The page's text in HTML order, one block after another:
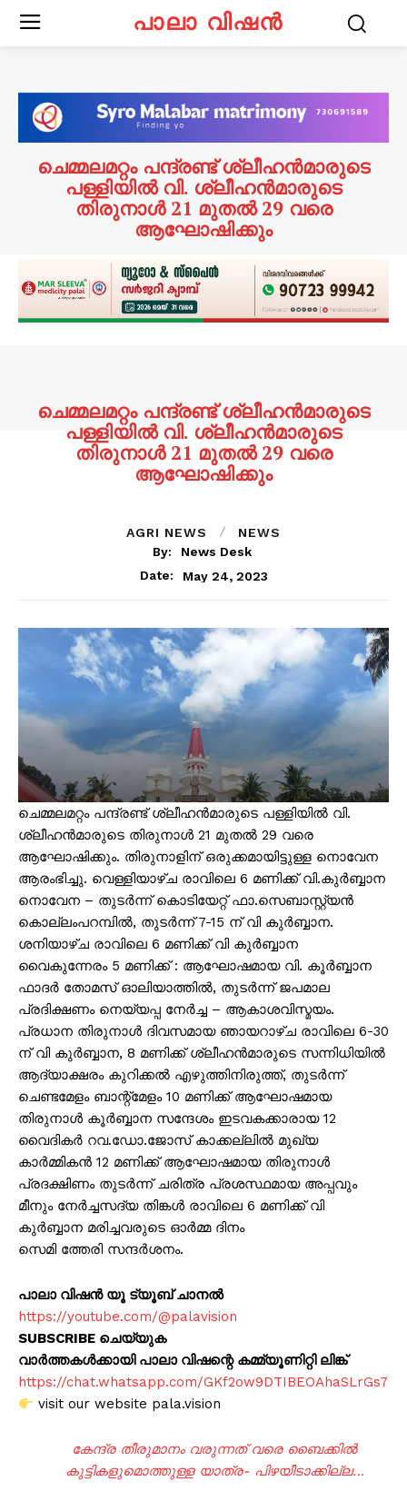
പാലാ വിഷൻ
ചെമ്മലമറ്റം പന്ദ്രണ്ട് ശ്ലീഹൻമാരുടെ
പള്ളിയിൽ വി. ശ്ലീഹൻമാരുടെ
തിരുനാൾ 21 മുതൽ 29 വരെ
ആഘോഷിക്കും
ചെമ്മലമറ്റം പന്ദ്രണ്ട് ശ്ലീഹൻമാരുടെ
പള്ളിയിൽ വി. ശ്ലീഹൻമാരുടെ
തിരുനാൾ 21 മുതൽ 29 വരെ
ആഘോഷിക്കും
AGRI NEWS
NEWS
By:
News Desk
Date:
May 24, 2023
ചെമ്മലമറ്റം പന്ദ്രണ്ട് ശ്ലീഹൻമാരുടെ പള്ളിയിൽ വി.
ശ്ലീഹൻമാരുടെ തിരുനാൾ 21 മുതൽ 29 വരെ
ആഘോഷിക്കും. തിരുനാളിന് ഒരുക്കമായിട്ടുള്ള നൊവേന
ആരംഭിച്ചു. വെള്ളിയാഴ്ച രാവിലെ 6 മണിക്ക് വി.കുർബ്ബാന
നൊവേന – തുടർന്ന് കൊടിയേറ്റ് ഫാ.സെബാസ്റ്റ്യൻ
കൊല്ലംപറമ്പിൽ, തുടർന്ന് 7-15 ന് വി കുർബ്ബാന.
ശനിയാഴ്ച രാവിലെ 6 മണിക്ക് വി കുർബ്ബാന
വൈകുന്നേരം 5 മണിക്ക് : ആഘോഷമായ വി. കൂർബ്ബാന
ഫാദർ തോമസ് ഓലിയാത്തിൽ, തുടർന്ന് ജപമാല
പ്രദിക്ഷണം നെയ്യപ്പ നേർച്ച – ആകാശവിസ്മയം.
പ്രധാന തിരുനാൾ ദിവസമായ ഞായറാഴ്ച രാവിലെ 6-30
ന് വി കുർബ്ബാന, 8 മണിക്ക് ശ്ലീഹൻമാരുടെ സന്നിധിയിൽ
ആദ്യാക്ഷരം കുറിക്കൽ എഴുത്തിനിരുത്ത്, തുടർന്ന്
ചെണ്ടമേളം ബാന്റ്മേളം 10 മണിക്ക് ആഘോഷമായ
തിരുനാൾ കൂർബ്ബാന സന്ദേശം ഇടവകക്കാരായ 12
വൈദികർ റവ.ഡോ.ജോസ് കാക്കല്ലിൽ മുഖ്യ
കാർമ്മികൻ 12 മണിക്ക് ആഘോഷമായ തിരുനാൾ
പ്രദക്ഷിണം തുടർന്ന് ചരിത്ര പ്രശസ്ഥമായ അപ്പവും
മീനും നേർച്ചസദ്യ തിങ്കൾ രാവിലെ 6 മണിക്ക് വി
കുർബ്ബാന മരിച്ചവരുടെ ഓർമ്മ ദിനം
സെമി ത്തേരി സന്ദർശനം.
പാലാ വിഷൻ യൂ ട്യൂബ് ചാനൽ
https://youtube.com/@palavision
SUBSCRIBE ചെയ്യുക
വാർത്തകൾക്കായി പാലാ വിഷന്റെ കമ്മ്യൂണിറ്റി ലിങ്ക്
https://chat.whatsapp.com/GKf2ow9DTIBEOAhaSLrGs7
visit our website pala.vision
കേന്ദ്ര തീരുമാനം വരുന്നത് വരെ ബൈക്കില്‍
കുട്ടികളുമൊത്തുള്ള യാത്ര- പിഴയീടാക്കില്ല…